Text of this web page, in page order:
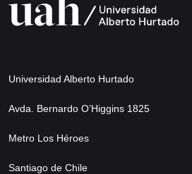
Universidad Alberto Hurtado
Avda. Bernardo O’Higgins 1825
Metro Los Héroes
Santiago de Chile